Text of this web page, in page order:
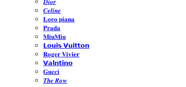
𝑪𝒆𝒍𝒊𝒏𝒆
𝐋𝐨𝐫𝐨 𝐩𝐢𝐚𝐧𝐚
𝐏𝐫𝐚𝐝𝐚
𝐌𝐢𝐮𝐌𝐢𝐮
𝗟𝗼𝘂𝗶𝘀 𝗩𝘂𝗶𝘁𝘁𝗼𝗻
𝐑𝐨𝐠𝐞𝐫 𝐕𝐢𝐯𝐢𝐞𝐫
𝗩𝗮𝗹𝗻𝘁𝗶𝗻𝗼
𝐆𝐮𝐜𝐜𝐢
𝑻𝒉𝒆 𝑹𝒐𝒘